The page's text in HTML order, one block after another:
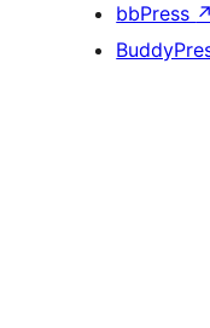
bbPress ↗